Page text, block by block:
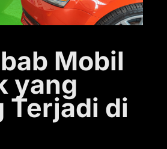
Mobil
yang
Terjadi di